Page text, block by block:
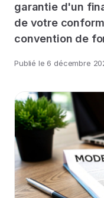
garantie d'un
de votre
convention de
Publié le 6 décembre